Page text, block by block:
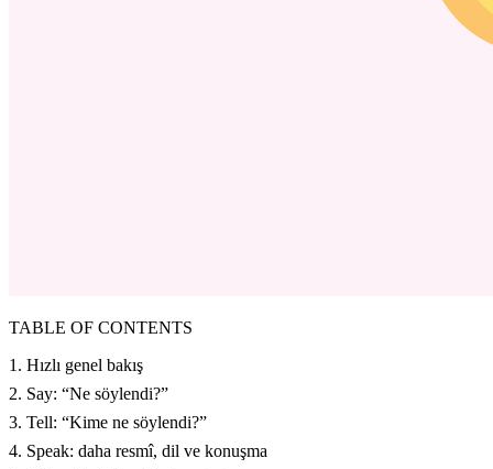
TABLE OF CONTENTS
1. Hızlı genel bakış
2. Say: “Ne söylendi?”
3. Tell: “Kime ne söylendi?”
4. Speak: daha resmî, dil ve konuşma